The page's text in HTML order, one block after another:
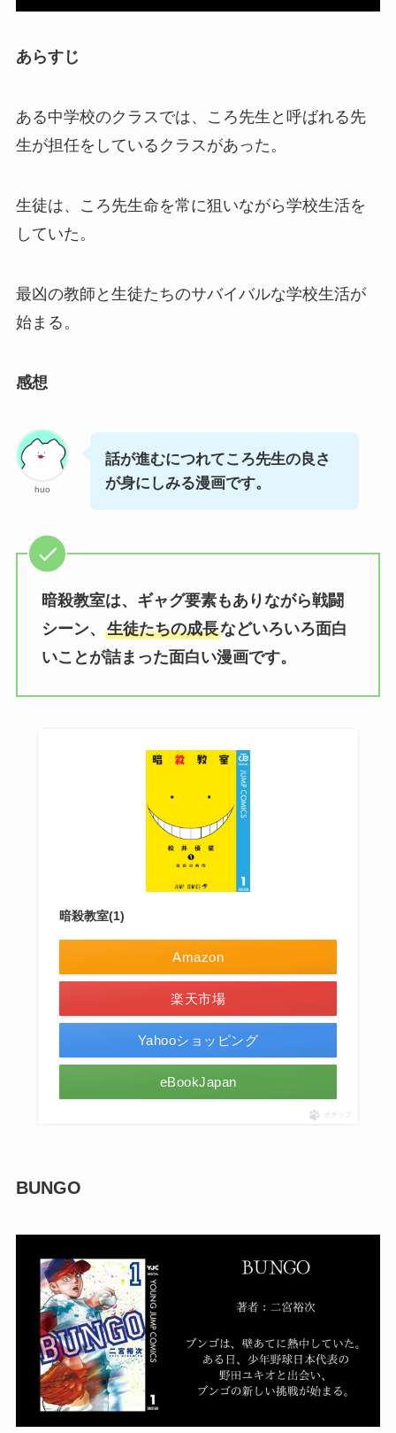
あらすじ
ある中学校のクラスでは、ころ先生と呼ばれる先
生が担任をしているクラスがあった。
生徒は、ころ先生命を常に狙いながら学校生活を
していた。
最凶の教師と生徒たちのサバイバルな学校生活が
始まる。
感想
huo
話が進むにつれてころ先生の良さ
が身にしみる漫画です。
暗殺教室は、ギャグ要素もありながら戦闘
シーン、 生徒たちの成長などいろいろ面白
いことが詰まった面白い漫画です。
暗殺教室(1)
Amazon
楽天市場
Yahooショッピング
eBookJapan
ポチップ
BUNGO